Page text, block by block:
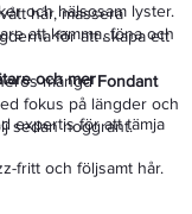
och hälsosam lyster.
att kamma, föna och
och mer
expertis för att tämja
hår, massera
för att skapa ett
mängdFondant
fokus på längder och
sedan noggrant.
fritt och följsamt hår.